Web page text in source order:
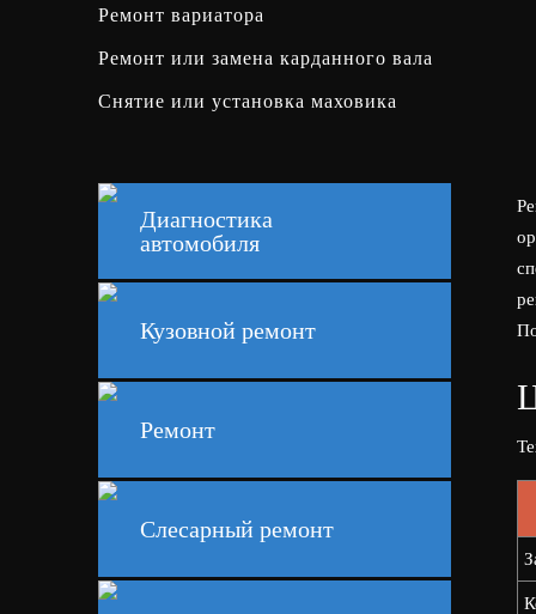
Ремонт вариатора
Ремонт или замена карданного вала
Снятие или установка маховика
Диагностика
автомобиля
Кузовной ремонт
Ремонт
Слесарный ремонт